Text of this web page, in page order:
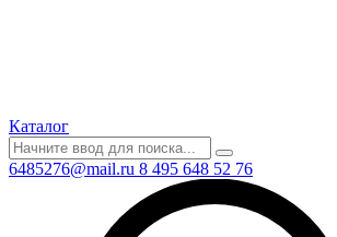
Каталог
6485276@mail.ru 8 495 648 52 76